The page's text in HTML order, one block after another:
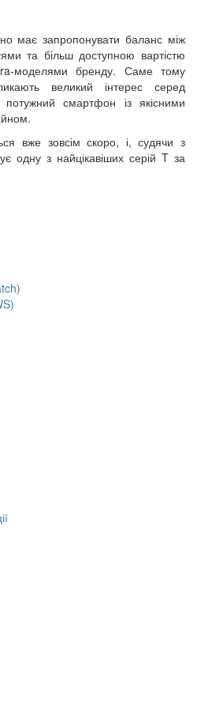
має запропонувати баланс між
та більш доступною вартістю
моделями бренду. Саме тому
великий інтерес серед
потужний смартфон із якісними
вже зовсім скоро, і, судячи з
одну з найцікавіших серій T за